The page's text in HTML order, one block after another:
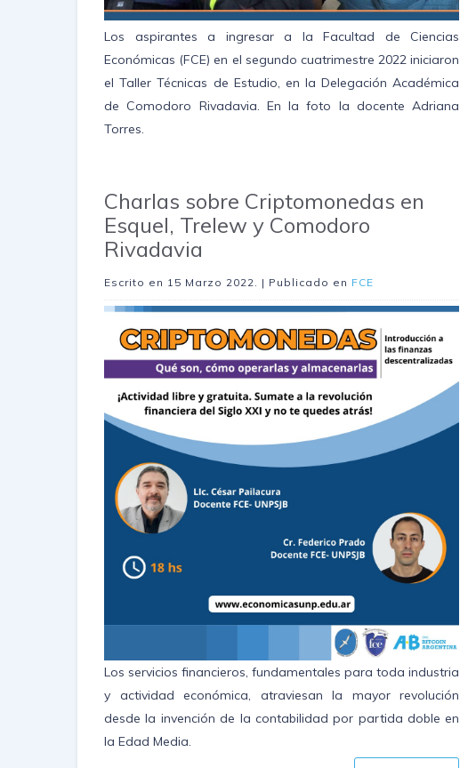
Los aspirantes a ingresar a la Facultad de Ciencias
Económicas (FCE) en el segundo cuatrimestre 2022 iniciaron
el Taller Técnicas de Estudio, en la Delegación Académica
de Comodoro Rivadavia. En la foto la docente Adriana
Torres.
Charlas sobre Criptomonedas en
Esquel, Trelew y Comodoro
Rivadavia
Escrito en 15 Marzo 2022 . | Publicado en FCE
Los servicios financieros, fundamentales para toda industria
y actividad económica, atraviesan la mayor revolución
desde la invención de la contabilidad por partida doble en
la Edad Media.